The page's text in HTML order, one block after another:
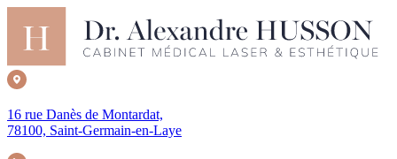
16 rue Danès de Montardat,
78100, Saint-Germain-en-Laye